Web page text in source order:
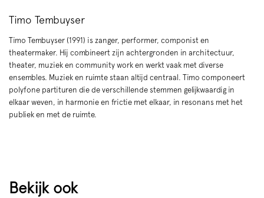
Timo Tembuyser
Timo Tembuyser (1991) is zanger, performer, componist en
theatermaker. Hij combineert zijn achtergronden in architectuur,
theater, muziek en community work en werkt vaak met diverse
ensembles. Muziek en ruimte staan altijd centraal. Timo componeert
polyfone partituren die de verschillende stemmen gelijkwaardig in
elkaar weven, in harmonie en frictie met elkaar, in resonans met het
publiek en met de ruimte.
Bekijk ook